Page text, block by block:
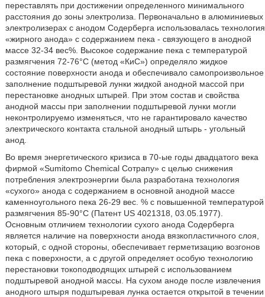
переставлять при достижении определенного минимального
расстояния до зоны электролиза. Первоначально в алюминиевых
электролизерах с анодом Содерберга использовалась технология
«жирного анода» с содержанием пека - связующего в анодной
массе 32-34 вес%. Высокое содержание пека с температурой
размягчения 72-76°С (метод «КиС») определяло жидкое
состояние поверхности анода и обеспечивало самопроизвольное
заполнение подштыревой лунки жидкой анодной массой при
перестановке анодных штырей. При этом состав и свойства
анодной массы при заполнении подштыревой лунки могли
неконтролируемо изменяться, что не гарантировало качество
электрического контакта стальной анодный штырь - угольный
анод.
Во время энергетического кризиса в 70-ые годы двадцатого века
фирмой «Sumitomo Chemical Сотрапу» с целью снижения
потребления электроэнергии была разработана технология
«сухого» анода с содержанием в основной анодной массе
каменноугольного пека 26-29 вес. % с повышенной температурой
размягчения 85-90°С (Патент US 4021318, 03.05.1977).
Основным отличием технологии сухого анода Содерберга
является наличие на поверхности анода вязкопластичного слоя,
который, с одной стороны, обеспечивает герметизацию возгонов
пека с поверхности, а с другой определяет особую технологию
перестановки токоподводящих штырей с использованием
подштыревой анодной массы. На сухом аноде после извлечения
анодного штыря подштыревая лунка остается открытой в течении